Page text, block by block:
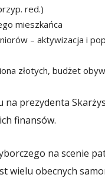
red.)
mieszkańca
– aktywizacja i
złotych, budżet
na prezydenta
finansów.
na scenie
wielu obecnych